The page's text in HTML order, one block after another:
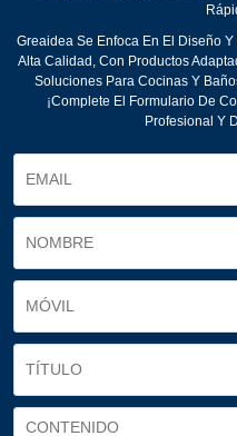
Greaidea Se Enfoca En El Diseño
Alta Calidad, Con Productos
Soluciones Para Cocinas Y
¡Complete El Formulario De
Profesional Y